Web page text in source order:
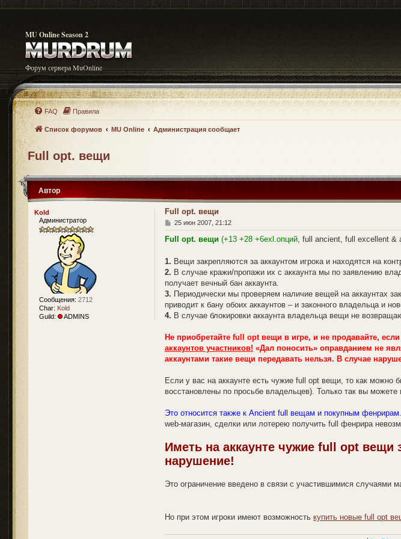
MU Online Season 2
Форум сервера MuOnline
FAQ Правила
Список форумов MU Online Администрация сообщает
Full opt. вещи
Автор
Kold
Администратор
Сообщения: 2712
Char: Kold
Guild:
ADMINS
Full opt. вещи
С
о
о
е
н
и
е
25 июн 2007, 21:12
Full opt. вещи (+13 +28 +6exl.опций, full ancient, full excellent &
1. Вещи закрепляются за аккаунтом игрока и находятся на
2. В случае кражи/пропажи их с аккаунта мы по заявлению
получает вечный бан аккаунта.
3. Периодически мы проверяем наличие вещей на аккаунтах
приводит к бану обоих аккаунтов – и законного владельца и
4. В случае блокировки аккаунта владельца вещи не
Не приобретайте full opt вещи в игре, и не продавайте,
аккаунтов участников! «Дал поносить» оправданием не
аккаунтами такие вещи передавать нельзя. В случае
Если у вас на аккаунте есть чужие full opt вещи, то как
восстановлены по просьбе владельцев). Только так вы
Это относится также к Ancient full вещам и покупным фенрирам.
web-магазин, сделки или лотерею получить full фенрира
Иметь на аккаунте чужие full opt вещи
нарушение!
Это ограничение введено в связи с участившимися случаями
Но при этом игроки имеют возможность купить новые full opt